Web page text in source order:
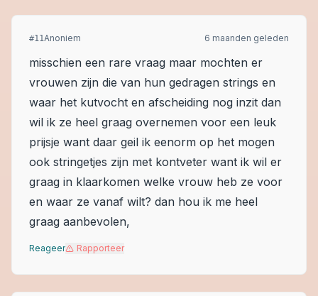
#11Anoniem 6 maanden geleden
misschien een rare vraag maar mochten er
vrouwen zijn die van hun gedragen strings en
waar het kutvocht en afscheiding nog inzit dan
wil ik ze heel graag overnemen voor een leuk
prijsje want daar geil ik eenorm op het mogen
ook stringetjes zijn met kontveter want ik wil er
graag in klaarkomen welke vrouw heb ze voor
en waar ze vanaf wilt? dan hou ik me heel
graag aanbevolen,
Reageer Rapporteer